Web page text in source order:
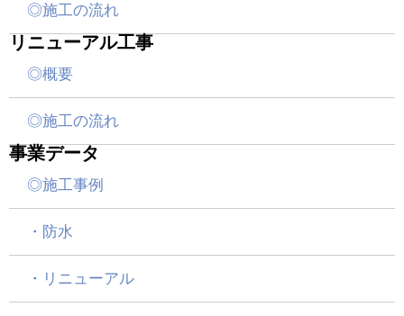
◎施工の流れ
リニューアル工事
◎概要
◎施工の流れ
事業データ
◎施工事例
・防水
・リニューアル